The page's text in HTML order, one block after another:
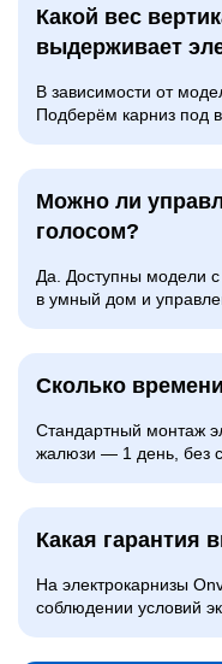
Какой вес
выдерживает
В зависимости от
Подберём карниз под
Можно ли
голосом?
Да. Доступны модели
в умный дом и
Сколько
Стандартный монтаж
жалюзи — 1 день, без
Какая гарантия
На электрокарнизы
соблюдении условий